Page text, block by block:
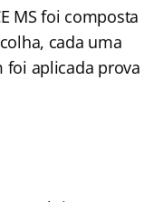
MS foi composta
cada uma
foi aplicada prova